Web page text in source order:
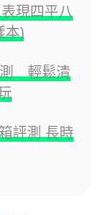
現四平八
本)
測 輕鬆清
評測 長時